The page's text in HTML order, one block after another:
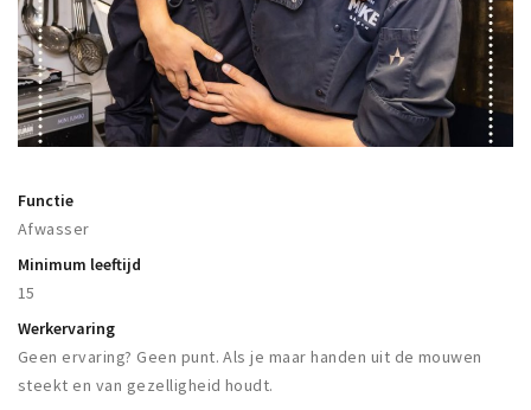
Woonruimte
Inschrijven gemeente
Zorgverzekering
Huisarts en eerste hulp
KORTING
Breda Student Shop
Draai aan het rad!
VRIJE TIJD
Sport
Functie
Afwasser
Minimum leeftijd
15
Werkervaring
Geen ervaring? Geen punt. Als je maar handen uit de mouwen
steekt en van gezelligheid houdt.